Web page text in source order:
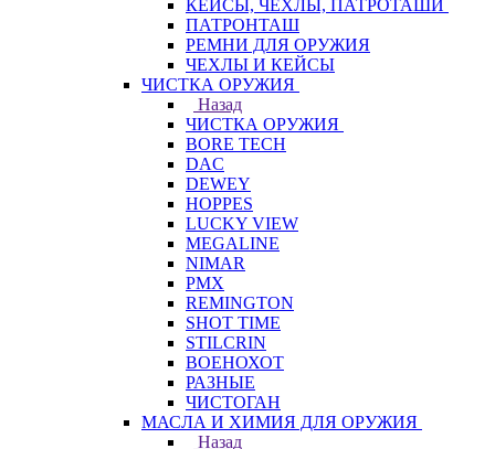
КЕЙСЫ, ЧЕХЛЫ, ПАТРОТАШИ
ПАТРОНТАШ
РЕМНИ ДЛЯ ОРУЖИЯ
ЧЕХЛЫ И КЕЙСЫ
ЧИСТКА ОРУЖИЯ
Назад
ЧИСТКА ОРУЖИЯ
BORE TECH
DAC
DEWEY
HOPPES
LUCKY VIEW
MEGALINE
NIMAR
PMX
REMINGTON
SHOT TIME
STILCRIN
ВОЕНОХОТ
РАЗНЫЕ
ЧИСТОГАН
МАСЛА И ХИМИЯ ДЛЯ ОРУЖИЯ
Назад